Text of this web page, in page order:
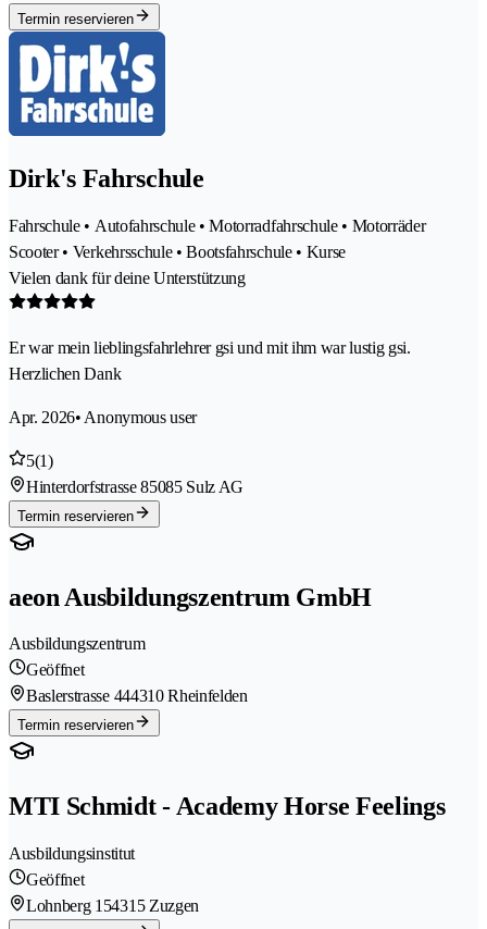
Termin reservieren
Dirk's Fahrschule
Fahrschule • Autofahrschule • Motorradfahrschule • Motorräder
Scooter • Verkehrsschule • Bootsfahrschule • Kurse
Vielen dank für deine Unterstützung
Er war mein lieblingsfahrlehrer gsi und mit ihm war lustig gsi.
Herzlichen Dank
Apr. 2026• Anonymous user
5(1)
Hinterdorfstrasse 85085 Sulz AG
Termin reservieren
aeon Ausbildungszentrum GmbH
Ausbildungszentrum
Geöffnet
Baslerstrasse 444310 Rheinfelden
Termin reservieren
MTI Schmidt - Academy Horse Feelings
Ausbildungsinstitut
Geöffnet
Lohnberg 154315 Zuzgen